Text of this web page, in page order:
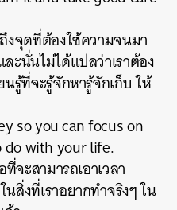
งจุดที่ต้องใช้ความจนมา
ะนั่นไม่ได้แปลว่าเราต้อง
รู้ที่จะรู้จักหารู้จักเก็บ ให้
so you can focus on
with your life.
จะสามารถเอาเวลา
สิ่งที่เราอยากทำจริงๆ ใน